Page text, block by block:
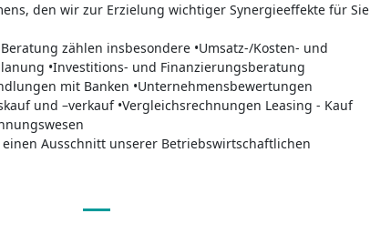
den wir zur Erzielung wichtiger Synergieeffekte für Sie
zählen insbesondere •Umsatz-/Kosten- und
•Investitions- und Finanzierungsberatung
mit Banken •Unternehmensbewertungen
und –verkauf •Vergleichsrechnungen Leasing - Kauf
Ausschnitt unserer Betriebswirtschaftlichen